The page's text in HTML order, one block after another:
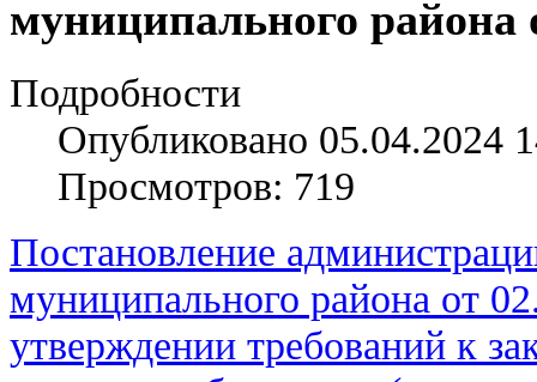
муниципального района
Подробности
Опубликовано 05.04.2024
Просмотров: 719
Постановление
муниципального района от
утверждении требований к